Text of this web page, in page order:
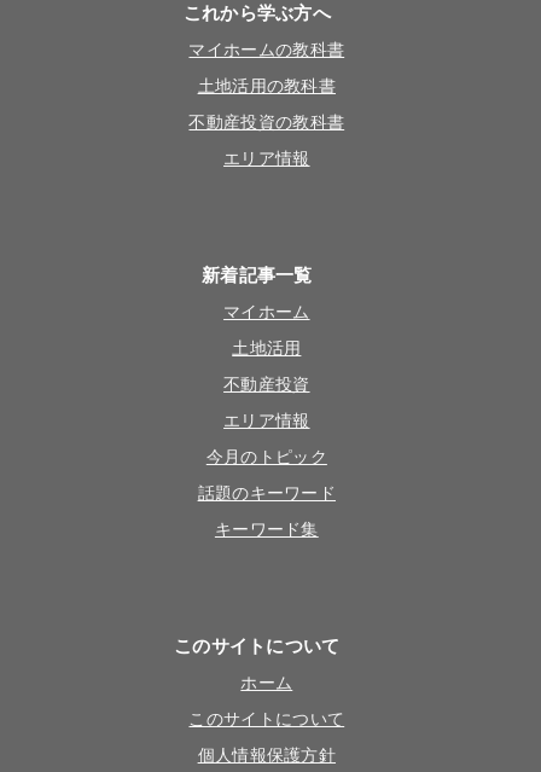
これから学ぶ方へ
マイホームの教科書
土地活用の教科書
不動産投資の教科書
エリア情報
新着記事一覧
マイホーム
土地活用
不動産投資
エリア情報
今月のトピック
話題のキーワード
キーワード集
このサイトについて
ホーム
このサイトについて
個人情報保護方針